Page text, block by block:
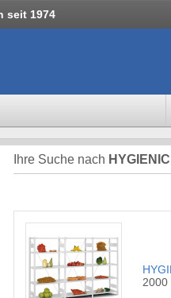
seit 1974
Ihre Suche nach HYGIENIC
2000